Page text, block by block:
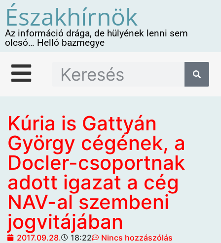
Északhírnök
Az információ drága, de hülyének lenni sem
olcsó… Helló bazmegye
Kúria is Gattyán
György cégének, a
Docler-csoportnak
adott igazat a cég
NAV-al szembeni
jogvitájában
2017.09.28. 18:22 Nincs hozzászólás